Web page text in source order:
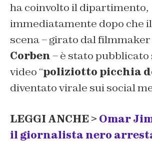
ha coinvolto il dipartimento,
immediatamente dopo che
scena – girato dal filmmaker
Corben– è stato
video “poliziotto picchia
diventato virale sui social
LEGGI ANCHE > Omar
il giornalista nero